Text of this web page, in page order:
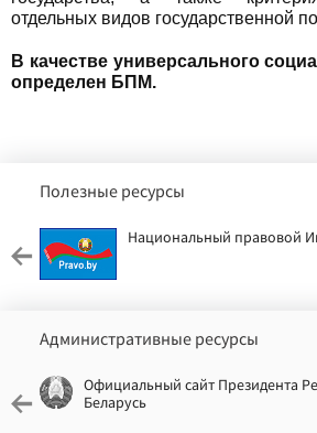
отдельных видов государственной
В качестве универсального
определен БПМ.
Полезные ресурсы
Национальный правовой
Административные ресурсы
Официальный сайт Президента
Беларусь